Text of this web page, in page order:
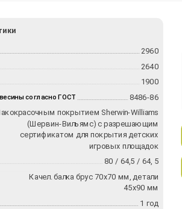
2960
2640
1900
согласно ГОСТ 8486-86
покрытием Sherwin-Williams
(Шервин-Вильямс) с разрешающим
сертификатом для покрытия детских
игровых площадок
80 / 64,5 / 64, 5
Качел. балка брус 70х70 мм, детали
45х90 мм
1 год